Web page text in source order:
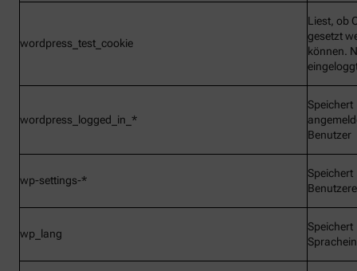
wordpress_test_cookie
Liest, ob
gesetzt
können.
wordpress_logged_in_*
Speichert
Benutzer
wp-settings-*
Speichert
wp_lang
Speichert